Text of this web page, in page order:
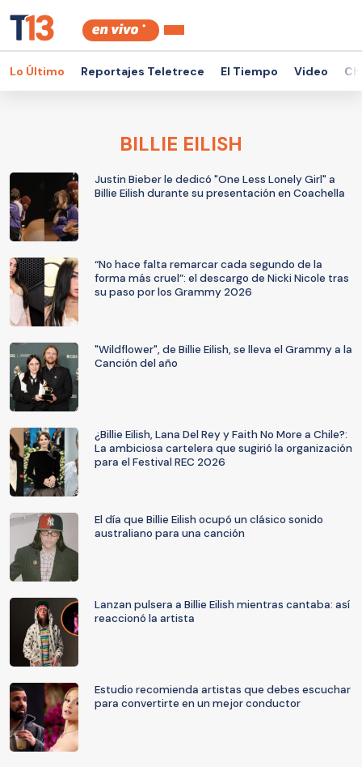
Lo Último Reportajes Teletrece El Tiempo Video
BILLIE EILISH
Justin Bieber le dedicó "One Less Lonely Girl" a
Billie Eilish durante su presentación en Coachella
“No hace falta remarcar cada segundo de la
forma más cruel”: el descargo de Nicki Nicole tras
su paso por los Grammy 2026
"Wildflower", de Billie Eilish, se lleva el Grammy a la
Canción del año
¿Billie Eilish, Lana Del Rey y Faith No More a Chile?:
La ambiciosa cartelera que sugirió la organización
para el Festival REC 2026
El día que Billie Eilish ocupó un clásico sonido
australiano para una canción
Lanzan pulsera a Billie Eilish mientras cantaba: así
reaccionó la artista
Estudio recomienda artistas que debes escuchar
para convertirte en un mejor conductor